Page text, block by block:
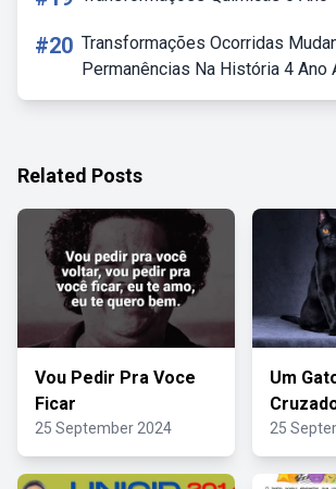
#20 Transformações Ocorridas
Permanências Na História 4 Ano
Related Posts
Vou Pedir Pra Voce
Ficar
25 September 2024
Um
25